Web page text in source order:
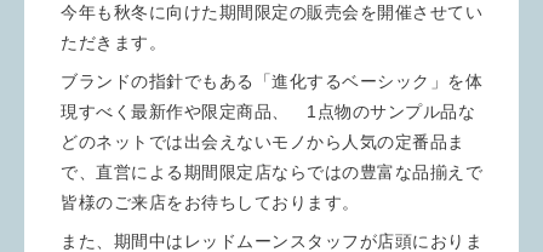
今年も秋冬に向けた期間限定の販売会を開催させてい
ただきます。
ブランドの指針でもある「進化するベーシック」を体
現すべく最新作や限定商品、 1点物のサンプル品な
どのネットでは出会えないモノから人気の定番品ま
で、直営による期間限定店ならではの豊富な品揃えで
皆様のご来店をお待ちしております。
また、期間中はレッドムーンスタッフが店頭におりま